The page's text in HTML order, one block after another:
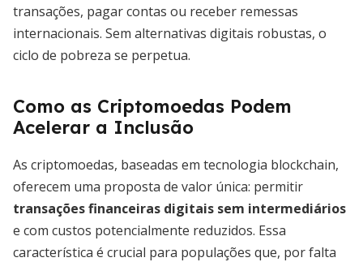
transações, pagar contas ou receber remessas
internacionais. Sem alternativas digitais robustas, o
ciclo de pobreza se perpetua.
Como as Criptomoedas Podem
Acelerar a Inclusão
As criptomoedas, baseadas em tecnologia blockchain,
oferecem uma proposta de valor única: permitir
transações financeiras digitais sem intermediários
e com custos potencialmente reduzidos. Essa
característica é crucial para populações que, por falta